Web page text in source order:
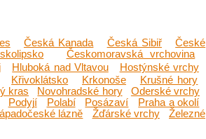
Česká Kanada Česká Sibiř
České
Českomoravská vrchovina
Hluboká nad Vltavou
Hostýnské vrchy
Křivoklátsko Krkonoše
Krušné hory
kras Novohradské hory
Oderské vrchy
Podyjí Polabí Posázaví
Praha a okolí
lázně Žďárské vrchy
Železné